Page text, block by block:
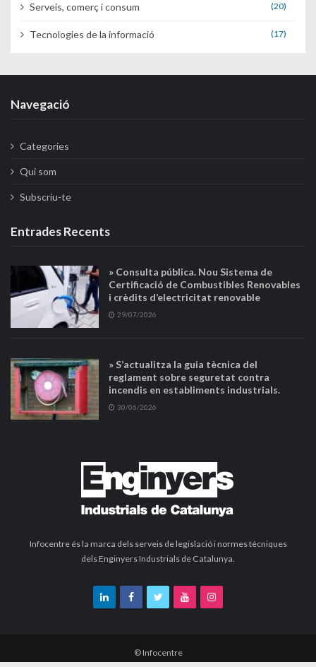
Serveis, comerç i consum (20)
Tecnologies de la informació (17)
Navegació
Categories
Qui som
Subscriu-te
Entrades Recents
» Consulta pública. Nou Sistema de
Certificació de Combustibles Renovables
i crèdits d’electricitat renovable
29/07/2026
» S’actualitza la guia tècnica del
reglament sobre seguretat contra
incendis en establiments industrials.
30/06/2026
Infocentre és la marca dels serveis de legislació i normes tècniques
dels Enginyers Industrials de Catalunya.
© Infocentre